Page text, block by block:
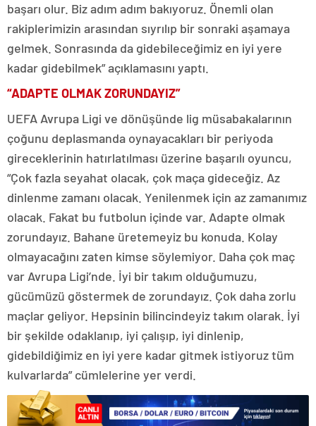
başarı olur. Biz adım adım bakıyoruz. Önemli olan
rakiplerimizin arasından sıyrılıp bir sonraki aşamaya
gelmek. Sonrasında da gidebileceğimiz en iyi yere
kadar gidebilmek” açıklamasını yaptı.
“ADAPTE OLMAK ZORUNDAYIZ”
UEFA Avrupa Ligi ve dönüşünde lig müsabakalarının
çoğunu deplasmanda oynayacakları bir periyoda
gireceklerinin hatırlatılması üzerine başarılı oyuncu,
“Çok fazla seyahat olacak, çok maça gideceğiz. Az
dinlenme zamanı olacak. Yenilenmek için az zamanımız
olacak. Fakat bu futbolun içinde var. Adapte olmak
zorundayız. Bahane üretemeyiz bu konuda. Kolay
olmayacağını zaten kimse söylemiyor. Daha çok maç
var Avrupa Ligi’nde. İyi bir takım olduğumuzu,
gücümüzü göstermek de zorundayız. Çok daha zorlu
maçlar geliyor. Hepsinin bilincindeyiz takım olarak. İyi
bir şekilde odaklanıp, iyi çalışıp, iyi dinlenip,
gidebildiğimiz en iyi yere kadar gitmek istiyoruz tüm
kulvarlarda” cümlelerine yer verdi.